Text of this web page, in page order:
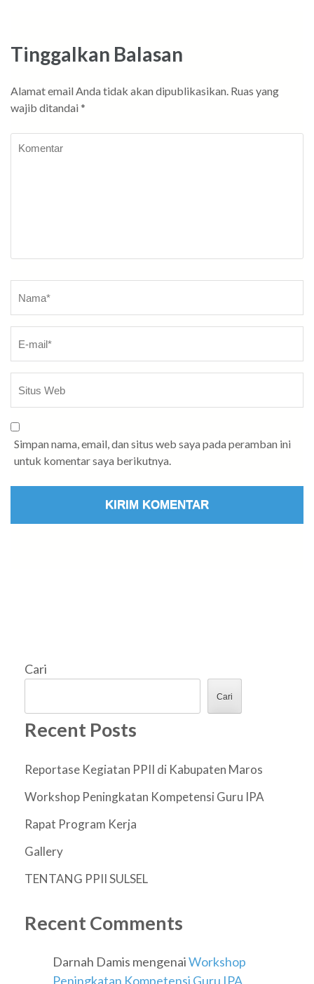
Tinggalkan Balasan
Alamat email Anda tidak akan dipublikasikan. Ruas yang
wajib ditandai *
Simpan nama, email, dan situs web saya pada peramban ini
untuk komentar saya berikutnya.
Cari
Cari
Recent Posts
Reportase Kegiatan PPII di Kabupaten Maros
Workshop Peningkatan Kompetensi Guru IPA
Rapat Program Kerja
Gallery
TENTANG PPII SULSEL
Recent Comments
Darnah Damis mengenaiWorkshop
Peningkatan Kompetensi Guru IPA